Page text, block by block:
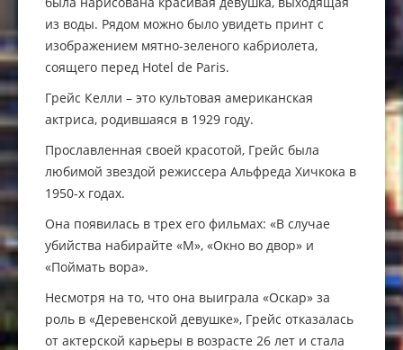
из воды. Рядом можно было увидеть принт с
изображением мятно-зеленого кабриолета,
соящего перед Hotel de Paris.
Грейс Келли – это культовая американская
актриса, родившаяся в 1929 году.
Прославленная своей красотой, Грейс была
любимой звездой режиссера Альфреда Хичкока в
1950-х годах.
Она появилась в трех его фильмах: «В случае
убийства набирайте «М», «Окно во двор» и
«Поймать вора».
Несмотря на то, что она выиграла «Оскар» за
роль в «Деревенской девушке», Грейс отказалась
от актерской карьеры в возрасте 26 лет и стала